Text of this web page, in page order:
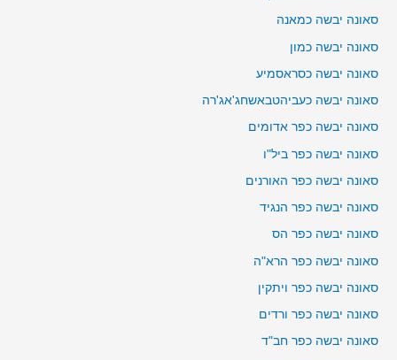
סאונה יבשה כמאנה
סאונה יבשה כמון
סאונה יבשה כסראסמיע
סאונה יבשה כעביהטבאשחג'אג'רה
סאונה יבשה כפר אדומים
סאונה יבשה כפר ביל"ו
סאונה יבשה כפר האורנים
סאונה יבשה כפר הנגיד
סאונה יבשה כפר הס
סאונה יבשה כפר הרא"ה
סאונה יבשה כפר ויתקין
סאונה יבשה כפר ורדים
סאונה יבשה כפר חב"ד